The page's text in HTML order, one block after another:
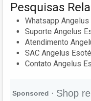
Pesquisas
Whatsapp
Suporte Angelus
Atendimento
SAC Angelus
Contato Angelus